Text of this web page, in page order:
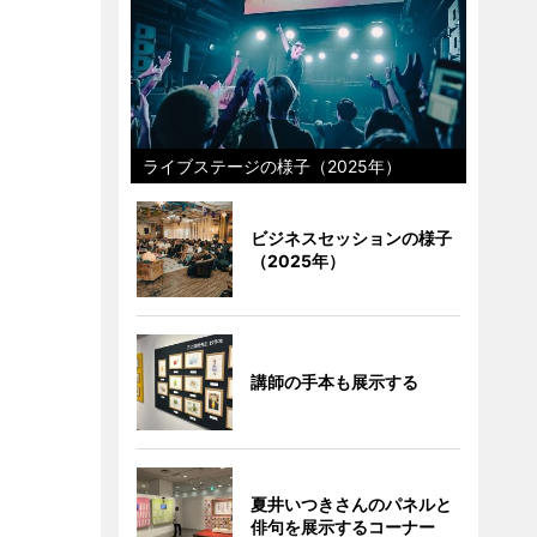
ライブステージの様子（2025年）
ビジネスセッションの様子
（2025年）
講師の手本も展示する
夏井いつきさんのパネルと
俳句を展示するコーナー